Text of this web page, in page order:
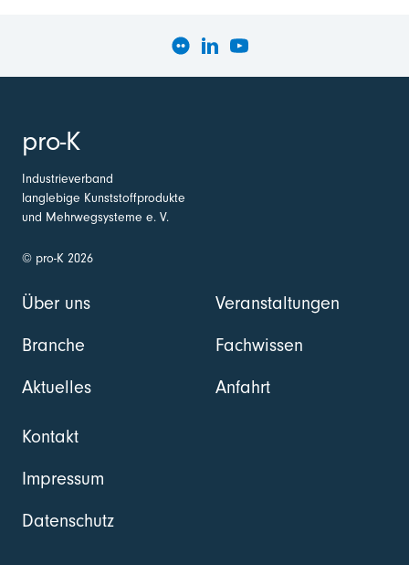
pro-K
Industrieverband
langlebige Kunststoffprodukte
und Mehrwegsysteme e. V.
© pro-K 2026
Über uns
Branche
Aktuelles
Veranstaltungen
Fachwissen
Anfahrt
Kontakt
Impressum
Datenschutz